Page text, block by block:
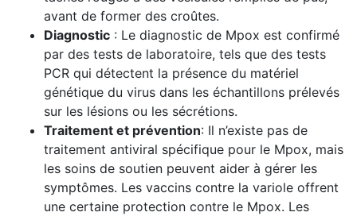
avant de former des croûtes.
Diagnostic : Le diagnostic de Mpox est confirmé
par des tests de laboratoire, tels que des tests
PCR qui détectent la présence du matériel
génétique du virus dans les échantillons prélevés
sur les lésions ou les sécrétions.
Traitement et prévention: Il n’existe pas de
traitement antiviral spécifique pour le Mpox, mais
les soins de soutien peuvent aider à gérer les
symptômes. Les vaccins contre la variole offrent
une certaine protection contre le Mpox. Les